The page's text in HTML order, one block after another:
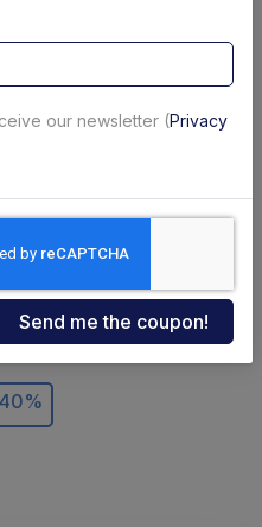
our newsletter (Privacy